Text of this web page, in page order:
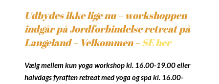
Udbydes ikke lige nu – workshoppen
indgår på Jordforbindelse retreat på
Langeland – Velkommen –SE her
Vælg mellem kun yoga workshop kl. 16.00-19.00 eller
halvdags fyraften retreat med yoga og spa kl. 16.00-